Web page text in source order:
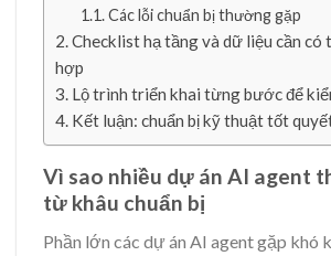
Các lỗi chuẩn bị thường gặp
Checklist hạ tầng và dữ liệu cần
hợp
Lộ trình triển khai từng bước để
Kết luận: chuẩn bị kỹ thuật tốt
Vì sao nhiều dự án AI agent
từ khâu chuẩn bị
Phần lớn các dự án AI agent gặp khó